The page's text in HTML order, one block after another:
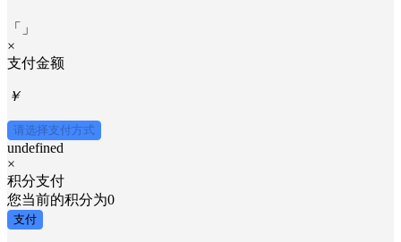
「
」
×
支付金额
￥
请选择支付方式
undefined
×
积分支付
您当前的积分为0
支付